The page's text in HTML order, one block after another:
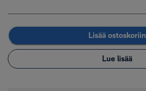
Lisää ostoskoriin
Lue lisää